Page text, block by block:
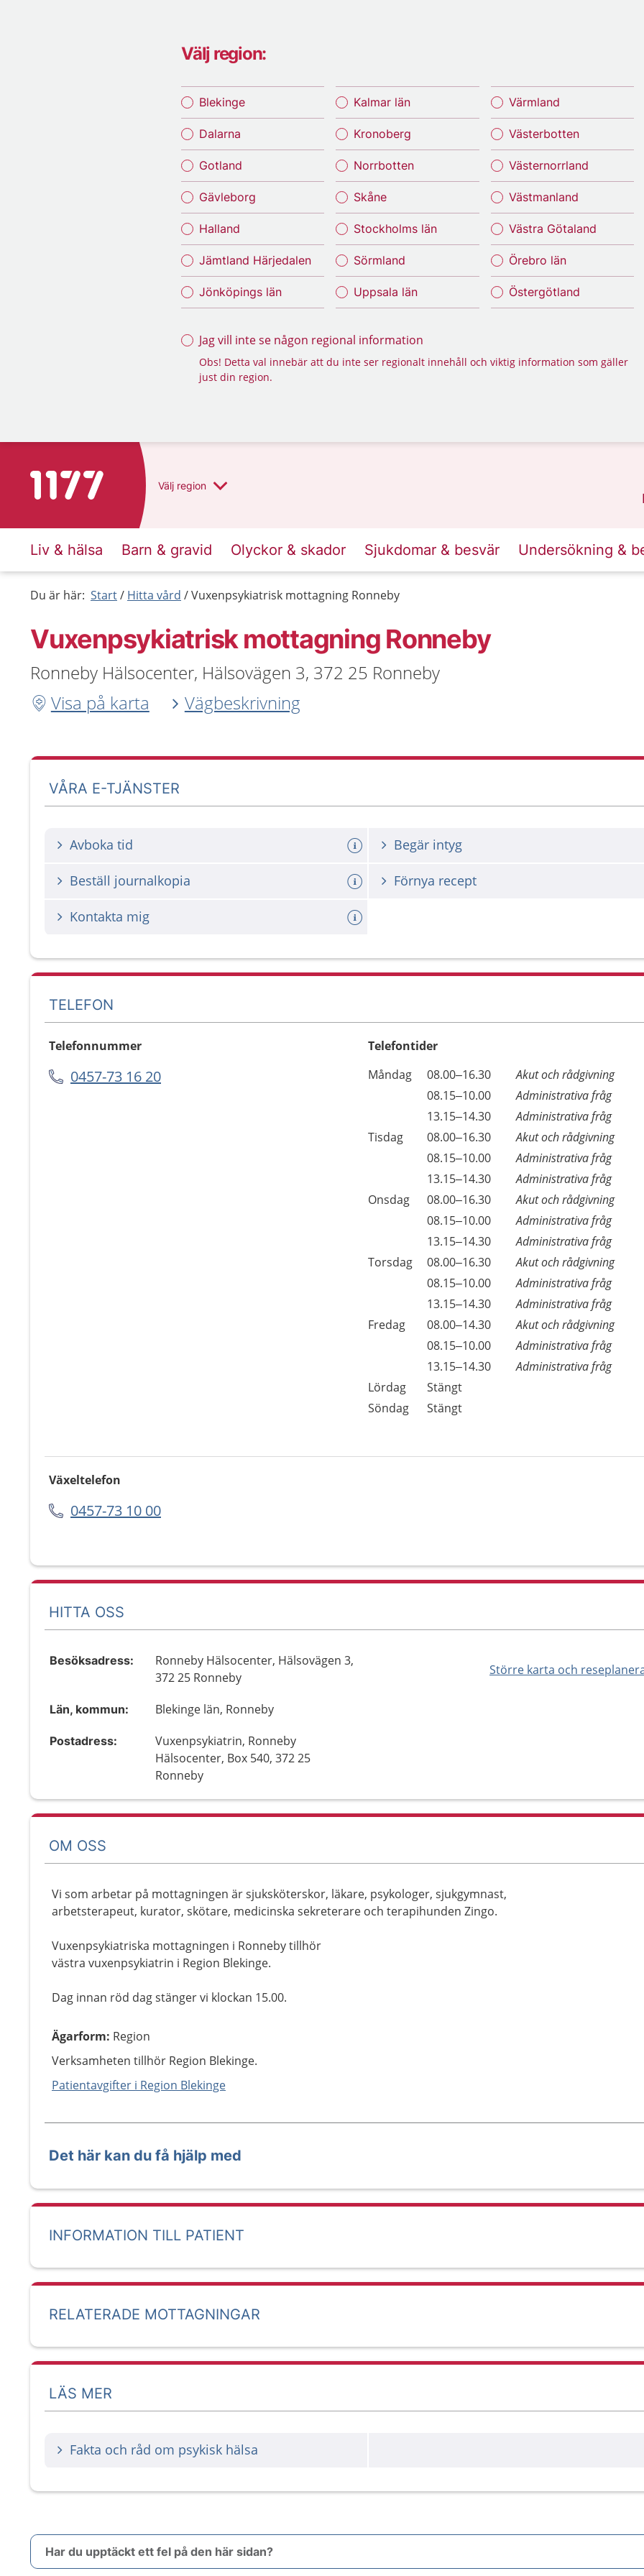
Välj region:
Blekinge
Dalarna
Gotland
Gävleborg
Halland
Jämtland Härjedalen
Jönköpings län
Kalmar län
Kronoberg
Norrbotten
Skåne
Stockholms län
Sörmland
Uppsala län
Värmland
Västerbotten
Västernorrland
Västmanland
Västra Götaland
Örebro län
Östergötland
Jag vill inte se någon regional information
Obs! Detta val innebär att du inte ser regionalt innehåll och viktig information som gäller
just din region.
Till startsidan för 1177 Välj region
Liv & hälsa Barn & gravid Olyckor & skador Sjukdomar & besvär Undersökning &
Du är här: Start Hitta vård Vuxenpsykiatrisk mottagning Ronneby
Vuxenpsykiatrisk mottagning Ronneby
Ronneby Hälsocenter, Hälsovägen 3, 372 25 Ronneby
Visa på karta
Vägbeskrivning
VÅRA E-TJÄNSTER
Avboka tid Begär intyg
Beställ journalkopia Förnya recept
Kontakta mig
TELEFON
Telefonnummer
0457-73 16 20
Telefontider
Dag
Öppettider
Kommentarer
Måndag 08.00–16.30
Akut och rådgivning
08.15–10.00
Administrativa fråg
13.15–14.30
Administrativa fråg
Tisdag
08.00–16.30
Akut och rådgivning
08.15–10.00
Administrativa fråg
13.15–14.30
Administrativa fråg
Onsdag
08.00–16.30
Akut och rådgivning
08.15–10.00
Administrativa fråg
13.15–14.30
Administrativa fråg
Torsdag
08.00–16.30
Akut och rådgivning
08.15–10.00
Administrativa fråg
13.15–14.30
Administrativa fråg
Fredag
08.00–14.30
Akut och rådgivning
08.15–10.00
Administrativa fråg
13.15–14.30
Administrativa fråg
Lördag
Stängt
Söndag
Stängt
Växeltelefon
0457-73 10 00
HITTA OSS
Större karta och
Besöksadress:
Ronneby Hälsocenter, Hälsovägen 3,
372 25 Ronneby
Län, kommun: Blekinge län, Ronneby
Postadress:
Vuxenpsykiatrin, Ronneby
Hälsocenter, Box 540, 372 25
Ronneby
OM OSS
Vi som arbetar på mottagningen är sjuksköterskor, läkare, psykologer, sjukgymnast,
arbetsterapeut, kurator, skötare, medicinska sekreterare och terapihunden Zingo.
Vuxenpsykiatriska mottagningen i Ronneby tillhör
västra vuxenpsykiatrin i Region Blekinge.
Dag innan röd dag stänger vi klockan 15.00.
Ägarform: Region
Verksamheten tillhör Region Blekinge.
Patientavgifter i Region Blekinge
Det här kan du få hjälp med
INFORMATION TILL PATIENT
RELATERADE MOTTAGNINGAR
LÄS MER
Fakta och råd om psykisk hälsa
Har du upptäckt ett fel på den här sidan?